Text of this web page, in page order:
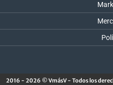
2016 - 2026 © VmásV - Todos los